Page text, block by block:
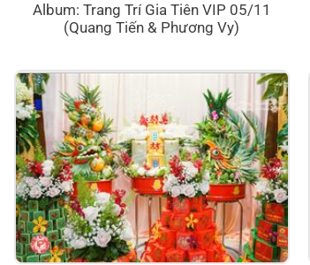
Album: Trang Trí Gia Tiên VIP 05/11
(Quang Tiến & Phương Vy)